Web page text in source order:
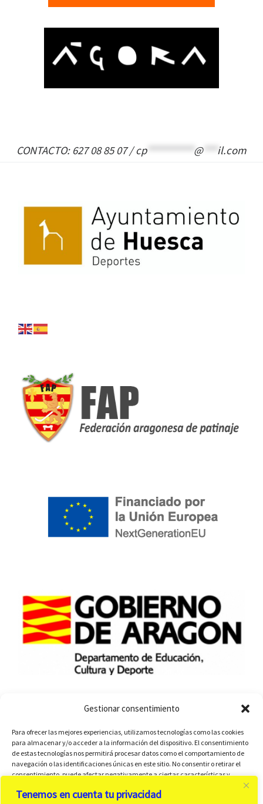
Tenemos en cuenta tu privacidad
Gestionar consentimiento
Para ofrecer las mejores experiencias, utilizamos tecnologías como las cookies
para almacenar y/o acceder a la información del dispositivo. El consentimiento
de estas tecnologías nos permitirá procesar datos como el comportamiento de
navegación o las identificaciones únicas en este sitio. No consentir o retirar el
consentimiento, puede afectar negativamente a ciertas características y
CONTACTO: 627 08 85 07 /cp********** @*** il.com